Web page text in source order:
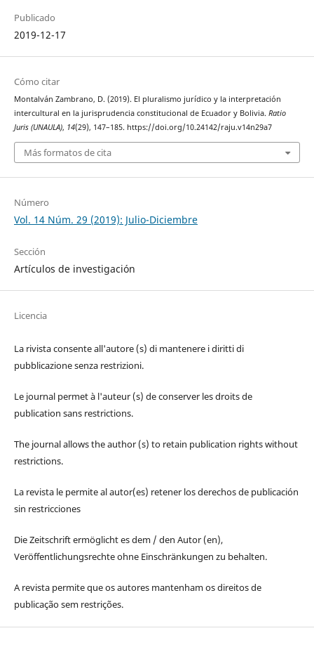
Publicado
2019-12-17
Cómo citar
Montalván Zambrano, D. (2019). El pluralismo jurídico y la interpretación
intercultural en la jurisprudencia constitucional de Ecuador y Bolivia. Ratio
Juris (UNAULA), 14(29), 147–185. https://doi.org/10.24142/raju.v14n29a7
Más formatos de cita
Número
Vol. 14 Núm. 29 (2019): Julio-Diciembre
Sección
Artículos de investigación
Licencia
La rivista consente all'autore (s) di mantenere i diritti di
pubblicazione senza restrizioni.
Le journal permet à l'auteur (s) de conserver les droits de
publication sans restrictions.
The journal allows the author (s) to retain publication rights without
restrictions.
La revista le permite al autor(es) retener los derechos de publicación
sin restricciones
Die Zeitschrift ermöglicht es dem / den Autor (en),
Veröffentlichungsrechte ohne Einschränkungen zu behalten.
A revista permite que os autores mantenham os direitos de
publicação sem restrições.